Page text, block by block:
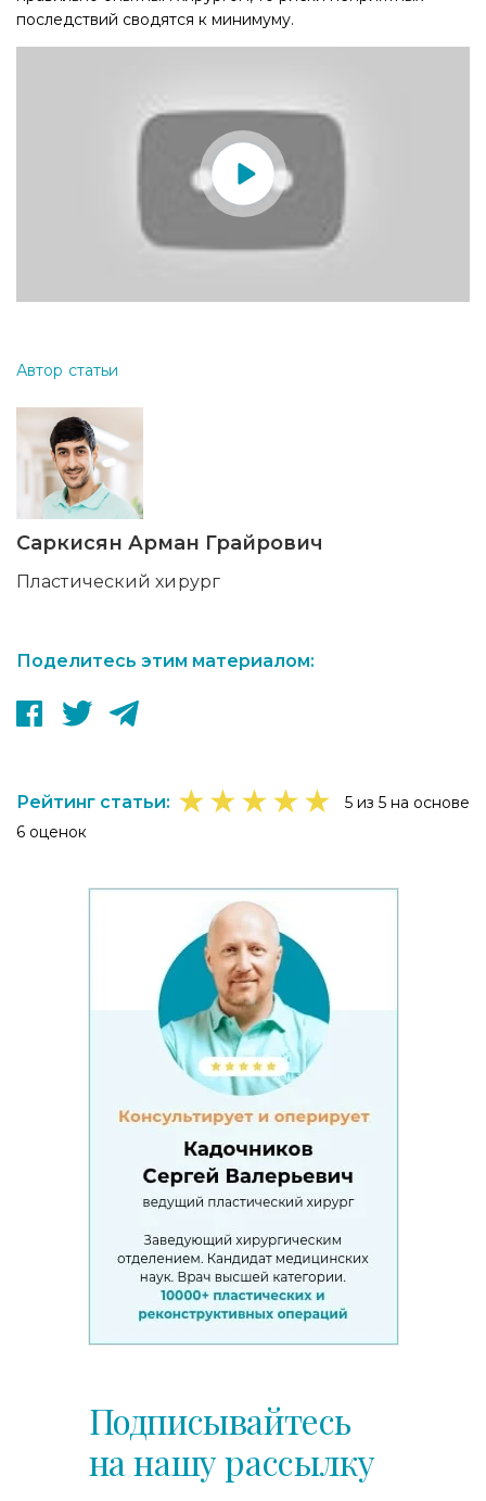
последствий сводятся к минимуму.
Автор статьи
Саркисян Арман Грайрович
Пластический хирург
Поделитесь этим материалом:
Рейтинг статьи: ★★★★★
5 из 5 на основе
6 оценок
Подписывайтесь
на нашу рассылку